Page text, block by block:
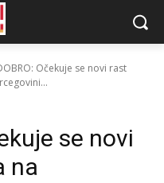
Očekuje se novi rast
se novi
na